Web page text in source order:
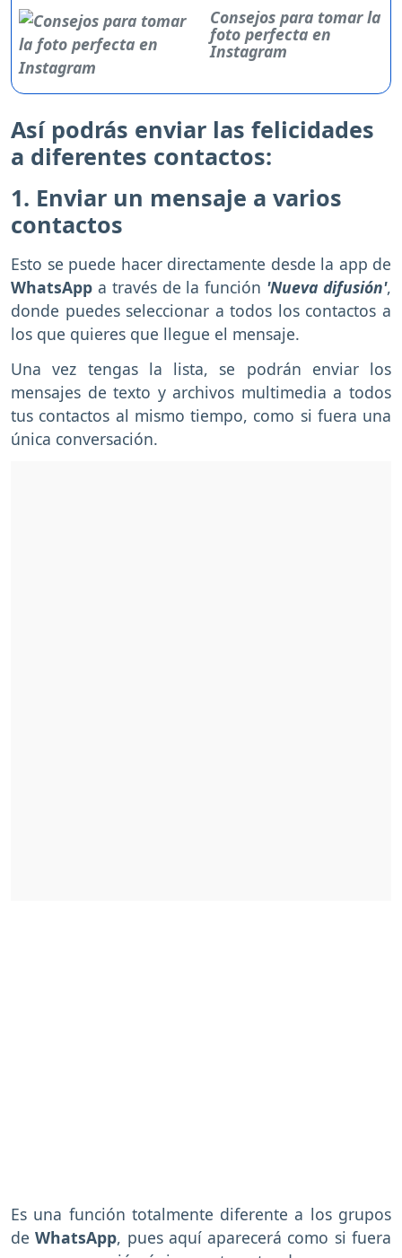
Consejos para tomar la
foto perfecta en
Instagram
Así podrás enviar las felicidades
a diferentes contactos:
1. Enviar un mensaje a varios
contactos
Esto se puede hacer directamente desde la app de
WhatsApp a través de la función 'Nueva difusión',
donde puedes seleccionar a todos los contactos a
los que quieres que llegue el mensaje.
Una vez tengas la lista, se podrán enviar los
mensajes de texto y archivos multimedia a todos
tus contactos al mismo tiempo, como si fuera una
única conversación.
Es una función totalmente diferente a los grupos
deWhatsApp, pues aquí aparecerá como si fuera